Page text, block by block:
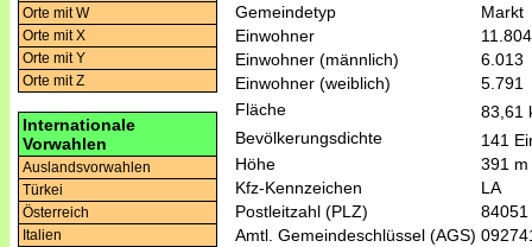
Orte mit W
Orte mit X
Orte mit Y
Orte mit Z
Internationale
Vorwahlen
Auslandsvorwahlen
Türkei
Österreich
Italien
Gemeindetyp
Markt
Einwohner
11.804
Einwohner (männlich)
6.013
Einwohner (weiblich)
5.791
Fläche
83,61
Bevölkerungsdichte
141
Höhe
391 m
Kfz-Kennzeichen
LA
Postleitzahl (PLZ)
84051
Amtl. Gemeindeschlüssel (AGS)